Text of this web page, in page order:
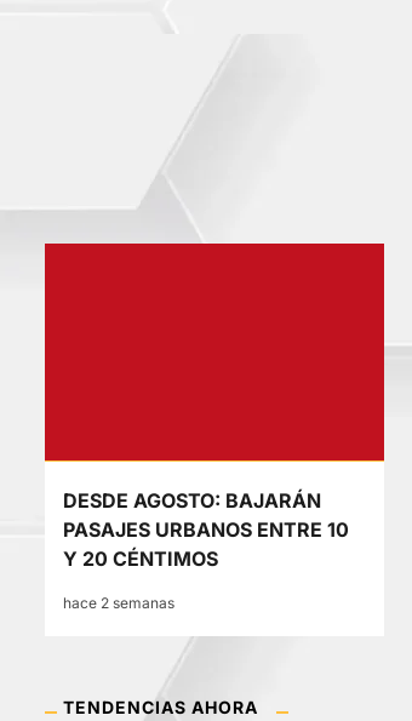
DESDE AGOSTO: BAJARÁN
PASAJES URBANOS ENTRE 10
Y 20 CÉNTIMOS
hace 2 semanas
TENDENCIAS AHORA